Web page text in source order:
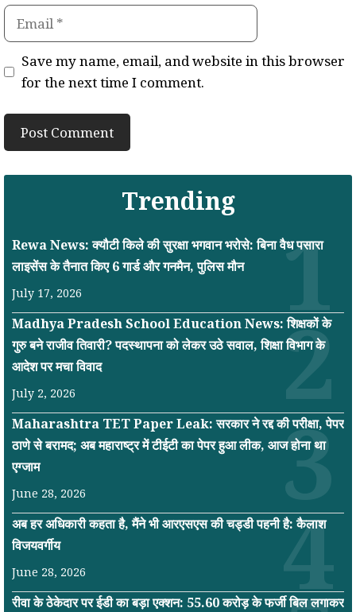
Email
Save my name, email, and website in this browser
for the next time I comment.
Trending
Rewa News: क्यौटी किले की सुरक्षा भगवान भरोसे: बिना वैध पसारा
लाइसेंस के तैनात किए 6 गार्ड और गनमैन, पुलिस मौन
July 17, 2026
Madhya Pradesh School Education News: शिक्षकों के
गुरु बने राजीव तिवारी? पदस्थापना को लेकर उठे सवाल, शिक्षा विभाग के
आदेश पर मचा विवाद
July 2, 2026
Maharashtra TET Paper Leak: सरकार ने रद्द की परीक्षा, पेपर
ठाणे से बरामद; अब महाराष्ट्र में टीईटी का पेपर हुआ लीक, आज होना था
एग्जाम
June 28, 2026
अब हर अधिकारी कहता है, मैंने भी आरएसएस की चड्डी पहनी है: कैलाश
विजयवर्गीय
June 28, 2026
रीवा के ठेकेदार पर ईडी का बड़ा एक्शन: 55.60 करोड़ के फर्जी बिल लगाकर